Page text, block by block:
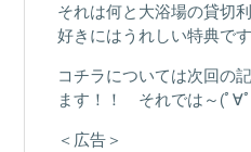
それは何と大浴場の貸切
好きにはうれしい特典です
コチラについては次回の
ます！！ それでは～(ﾟ∀
＜広告＞